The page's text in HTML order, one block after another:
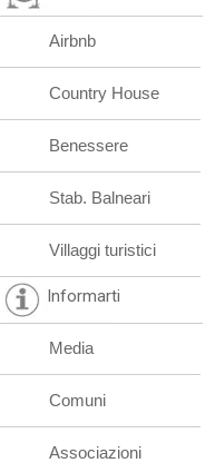
Airbnb
Country House
Benessere
Stab. Balneari
Villaggi turistici
Informarti
Media
Comuni
Associazioni